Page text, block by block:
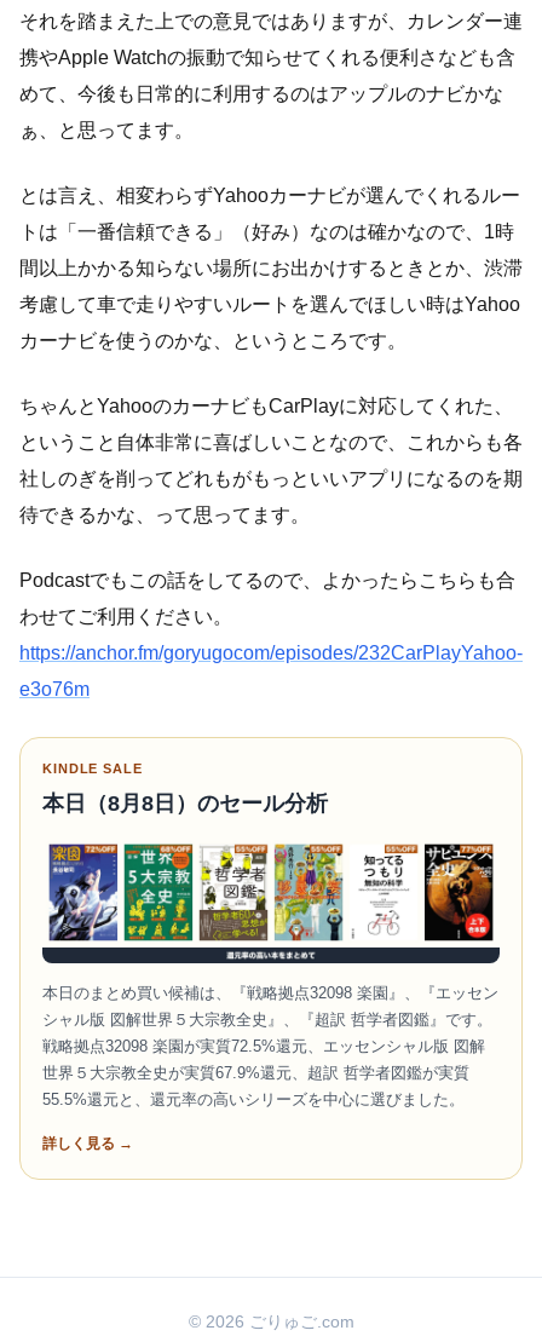
それを踏まえた上での意見ではありますが、カレンダー連
携やApple Watchの振動で知らせてくれる便利さなども含
めて、今後も日常的に利用するのはアップルのナビかな
ぁ、と思ってます。
とは言え、相変わらずYahooカーナビが選んでくれるルー
トは「一番信頼できる」（好み）なのは確かなので、1時
間以上かかる知らない場所にお出かけするときとか、渋滞
考慮して車で走りやすいルートを選んでほしい時はYahoo
カーナビを使うのかな、というところです。
ちゃんとYahooのカーナビもCarPlayに対応してくれた、
ということ自体非常に喜ばしいことなので、これからも各
社しのぎを削ってどれもがもっといいアプリになるのを期
待できるかな、って思ってます。
Podcastでもこの話をしてるので、よかったらこちらも合
わせてご利用ください。
https://anchor.fm/goryugocom/episodes/232CarPlayYahoo-
e3o76m
KINDLE SALE
本日（8月8日）のセール分析
本日のまとめ買い候補は、『戦略拠点32098 楽園』、『エッセン
シャル版 図解世界５大宗教全史』、『超訳 哲学者図鑑』です。
戦略拠点32098 楽園が実質72.5%還元、エッセンシャル版 図解
世界５大宗教全史が実質67.9%還元、超訳 哲学者図鑑が実質
55.5%還元と、還元率の高いシリーズを中心に選びました。
詳しく見る →
© 2026 ごりゅご.com